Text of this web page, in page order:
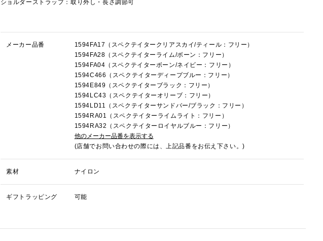
ショルダーストラップ：取り外し・長さ調節可
メーカー品番
1594FA17（スペクテイタークリアスカイ/ティール：フリー）
1594FA28（スペクテイターライム/ボーン：フリー）
1594FA04（スペクテイターボーン/ネイビー：フリー）
1594C466（スペクテイターディープブルー：フリー）
1594E849（スペクテイターブラック：フリー）
1594LC43（スペクテイターオリーブ：フリー）
1594LD11（スペクテイターサンドバー/ブラック：フリー）
1594RA01（スペクテイターライムライト：フリー）
1594RA32（スペクテイターロイヤルブルー：フリー）
他のメーカー品番を表示する
(店舗でお問い合わせの際には、上記品番をお伝え下さい。)
素材 ナイロン
ギフトラッピング 可能